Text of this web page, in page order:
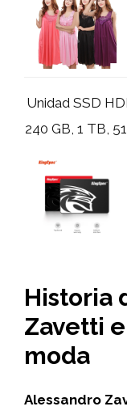
Unidad SSD
240 GB, 1 TB,
Historia
Zavetti
moda
Alessandro